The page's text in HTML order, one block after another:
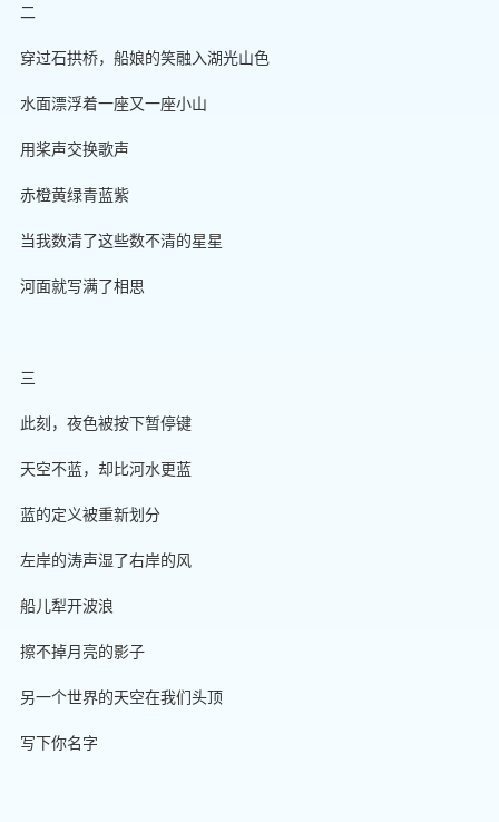
二
穿过石拱桥，船娘的笑融入湖光山色
水面漂浮着一座又一座小山
用桨声交换歌声
赤橙黄绿青蓝紫
当我数清了这些数不清的星星
河面就写满了相思
三
此刻，夜色被按下暂停键
天空不蓝，却比河水更蓝
蓝的定义被重新划分
左岸的涛声湿了右岸的风
船儿犁开波浪
擦不掉月亮的影子
另一个世界的天空在我们头顶
写下你名字